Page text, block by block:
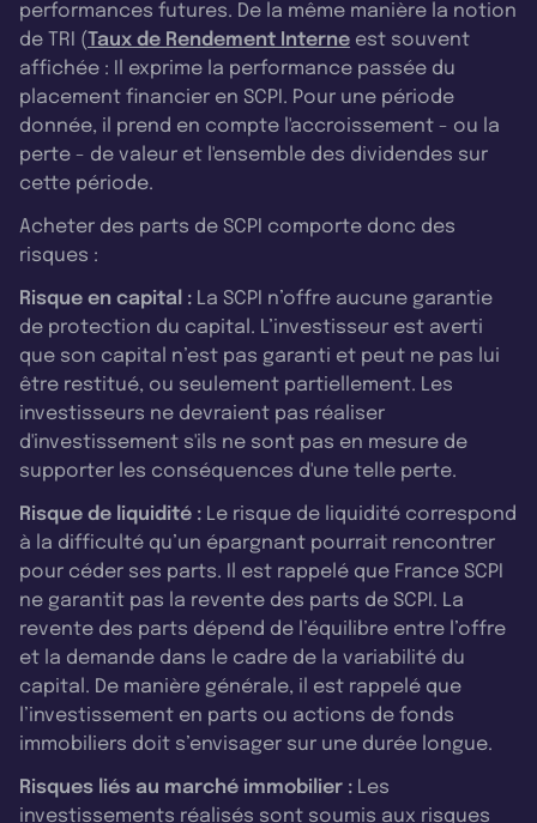
performances futures. De la même manière la notion
de TRI (Taux de Rendement Interne est souvent
affichée : Il exprime la performance passée du
placement financier en SCPI. Pour une période
donnée, il prend en compte l'accroissement - ou la
perte - de valeur et l'ensemble des dividendes sur
cette période.
Acheter des parts de SCPI comporte donc des
risques :
Risque en capital : La SCPI n’offre aucune garantie
de protection du capital. L’investisseur est averti
que son capital n’est pas garanti et peut ne pas lui
être restitué, ou seulement partiellement. Les
investisseurs ne devraient pas réaliser
d'investissement s'ils ne sont pas en mesure de
supporter les conséquences d'une telle perte.
Risque de liquidité : Le risque de liquidité correspond
à la difficulté qu’un épargnant pourrait rencontrer
pour céder ses parts. Il est rappelé que France SCPI
ne garantit pas la revente des parts de SCPI. La
revente des parts dépend de l’équilibre entre l’offre
et la demande dans le cadre de la variabilité du
capital. De manière générale, il est rappelé que
l’investissement en parts ou actions de fonds
immobiliers doit s’envisager sur une durée longue.
Risques liés au marché immobilier : Les
investissements réalisés sont soumis aux risques